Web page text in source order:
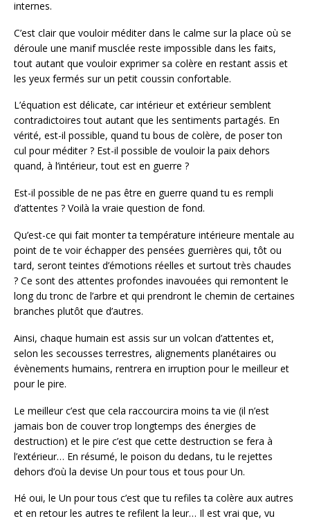
internes.
C’est clair que vouloir méditer dans le calme sur la place où se
déroule une manif musclée reste impossible dans les faits,
tout autant que vouloir exprimer sa colère en restant assis et
les yeux fermés sur un petit coussin confortable.
L’équation est délicate, car intérieur et extérieur semblent
contradictoires tout autant que les sentiments partagés. En
vérité, est-il possible, quand tu bous de colère, de poser ton
cul pour méditer ? Est-il possible de vouloir la paix dehors
quand, à l’intérieur, tout est en guerre ?
Est-il possible de ne pas être en guerre quand tu es rempli
d’attentes ? Voilà la vraie question de fond.
Qu’est-ce qui fait monter ta température intérieure mentale au
point de te voir échapper des pensées guerrières qui, tôt ou
tard, seront teintes d’émotions réelles et surtout très chaudes
? Ce sont des attentes profondes inavouées qui remontent le
long du tronc de l’arbre et qui prendront le chemin de certaines
branches plutôt que d’autres.
Ainsi, chaque humain est assis sur un volcan d’attentes et,
selon les secousses terrestres, alignements planétaires ou
évènements humains, rentrera en irruption pour le meilleur et
pour le pire.
Le meilleur c’est que cela raccourcira moins ta vie (il n’est
jamais bon de couver trop longtemps des énergies de
destruction) et le pire c’est que cette destruction se fera à
l’extérieur… En résumé, le poison du dedans, tu le rejettes
dehors d’où la devise Un pour tous et tous pour Un.
Hé oui, le Un pour tous c’est que tu refiles ta colère aux autres
et en retour les autres te refilent la leur… Il est vrai que, vu